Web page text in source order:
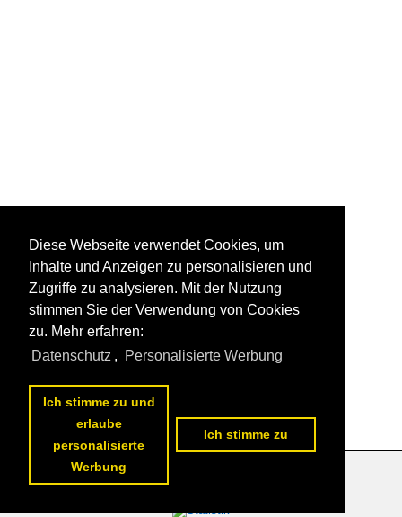
Datenschutzerklärung
Diese Webseite verwendet Cookies, um
Inhalte und Anzeigen zu personalisieren und
Zugriffe zu analysieren. Mit der Nutzung
stimmen Sie der Verwendung von Cookies
zu. Mehr erfahren:
Datenschutz , Personalisierte Werbung
Ich stimme zu und
erlaube
personalisierte
Werbung
Ich stimme zu